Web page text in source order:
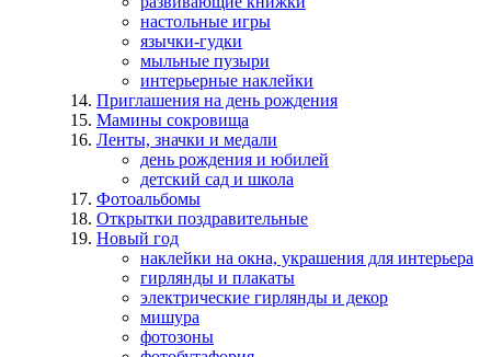
настольные игры
язычки-гудки
мыльные пузыри
интерьерные наклейки
Приглашения на день рождения
Мамины сокровища
Ленты, значки и медали
день рождения и юбилей
детский сад и школа
Фотоальбомы
Открытки поздравительные
Новый год
наклейки на окна, украшения для интерьера
гирлянды и плакаты
электрические гирлянды и декор
мишура
фотозоны